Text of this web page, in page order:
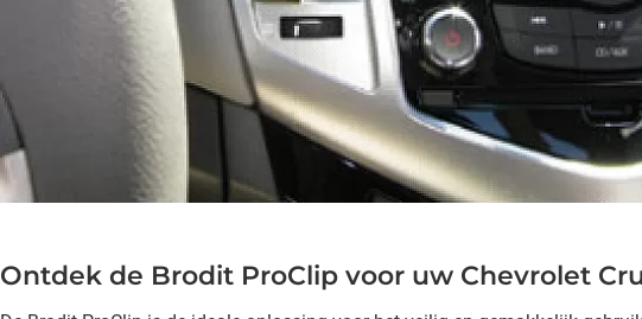
Ontdek de Brodit ProClip voor uw Chevrolet